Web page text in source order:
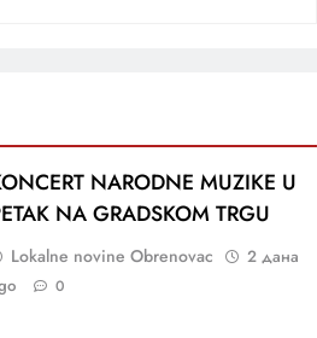
NARODNE MUZIKE U
NA GRADSKOM TRGU
Lokalne novine Obrenovac
2 дана
0